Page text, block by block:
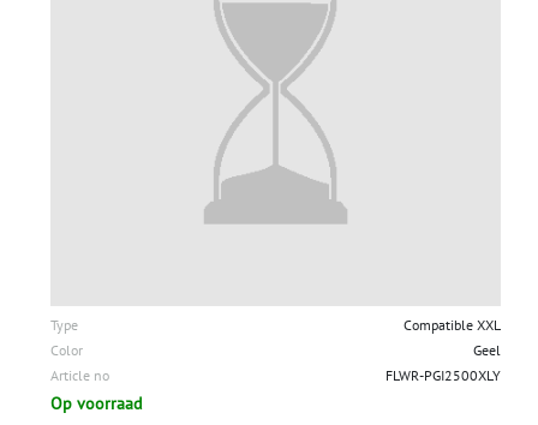
Type
Compatible XXL
Color
Geel
Article no
FLWR-PGI2500XLY
Op voorraad